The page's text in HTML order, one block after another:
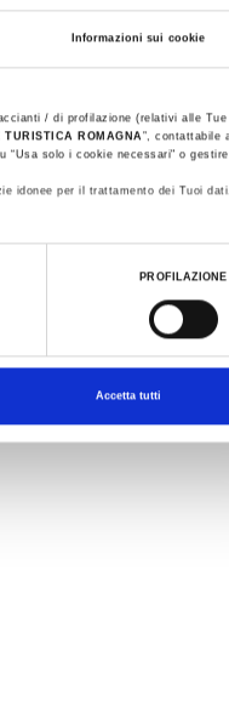
Informazioni sui cookie
/ di profilazione (relativi alle Tue
TURISTICA ROMAGNA ”, contattabile
“Usa solo i cookie necessari" o
idonee per il trattamento dei Tuoi
PROFILAZIONE
Accetta tutti